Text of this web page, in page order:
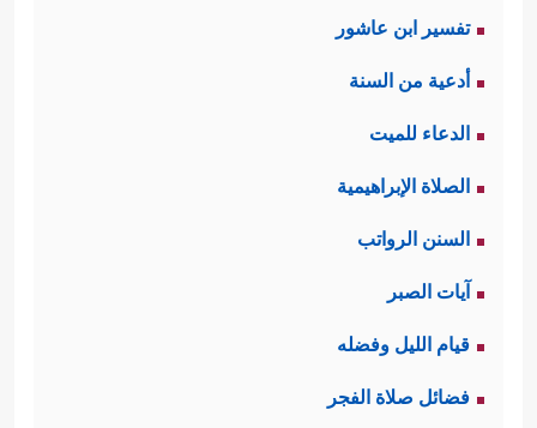
تفسير ابن عاشور
أدعية من السنة
الدعاء للميت
الصلاة الإبراهيمية
السنن الرواتب
آيات الصبر
قيام الليل وفضله
فضائل صلاة الفجر